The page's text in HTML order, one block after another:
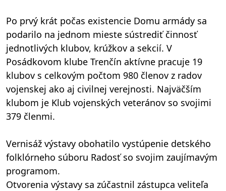
Po prvý krát počas existencie Domu armády sa
podarilo na jednom mieste sústrediť činnosť
jednotlivých klubov, krúžkov a sekcií. V
Posádkovom klube Trenčín aktívne pracuje 19
klubov s celkovým počtom 980 členov z radov
vojenskej ako aj civilnej verejnosti. Najväčším
klubom je Klub vojenských veteránov so svojimi
379 členmi.
Vernisáž výstavy obohatilo vystúpenie detského
folklórneho súboru Radosť so svojim zaujímavým
programom.
Otvorenia výstavy sa zúčastnil zástupca veliteľa